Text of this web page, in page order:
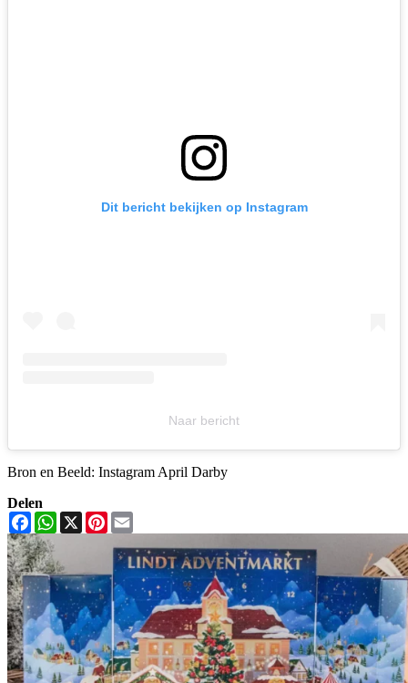
Dit bericht bekijken op Instagram
Naar bericht
Bron en Beeld: Instagram April Darby
Delen
FacebookWhatsApp
X Pinterest